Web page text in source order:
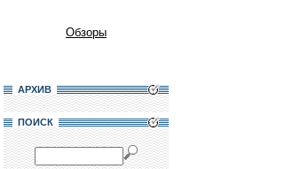
Обзоры
АРХИВ
ПОИСК